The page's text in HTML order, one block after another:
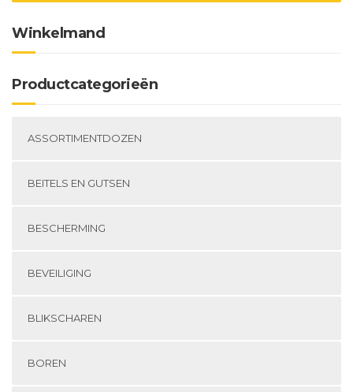
Winkelmand
Productcategorieën
ASSORTIMENTDOZEN
BEITELS EN GUTSEN
BESCHERMING
BEVEILIGING
BLIKSCHAREN
BOREN